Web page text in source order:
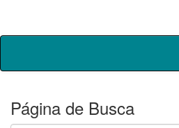
Skip
Página de Busca